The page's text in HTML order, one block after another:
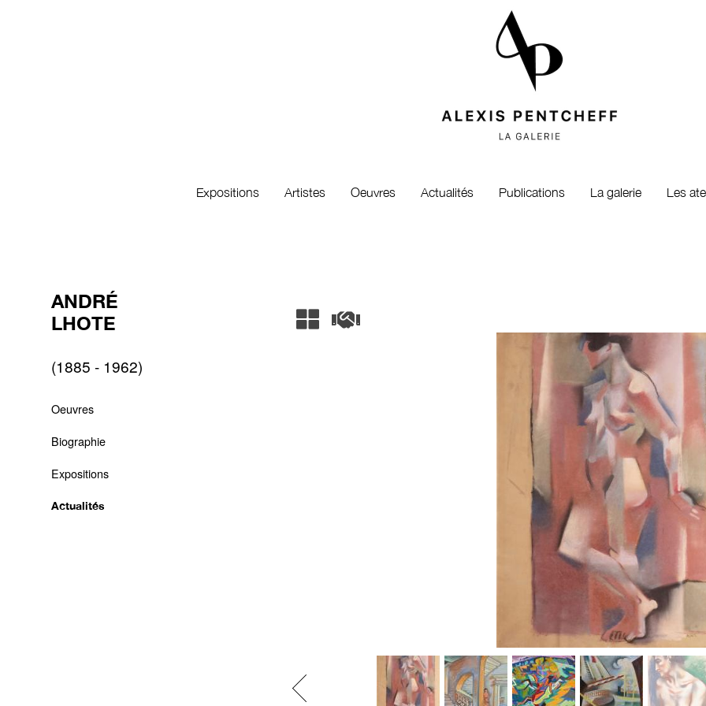
Expositions Artistes Oeuvres Actualités Publications La galerie Les
ANDRÉ
LHOTE
(1885 - 1962)
Oeuvres
Biographie
Expositions
Actualités
Previous